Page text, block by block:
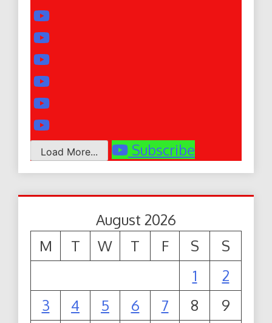
Load More... Subscribe
August 2026
M
T W T F S
S
1
2
3
4 5 6 7 8
9